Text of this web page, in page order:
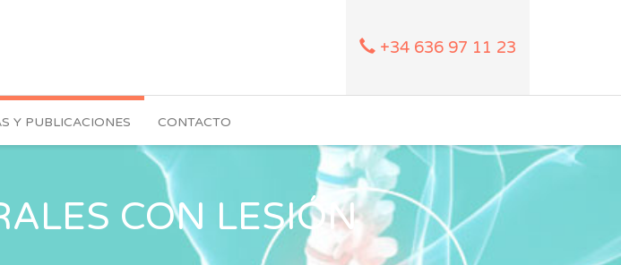
+34 636 97 11 23
Y PUBLICACIONES CONTACTO
CON LESIÓN